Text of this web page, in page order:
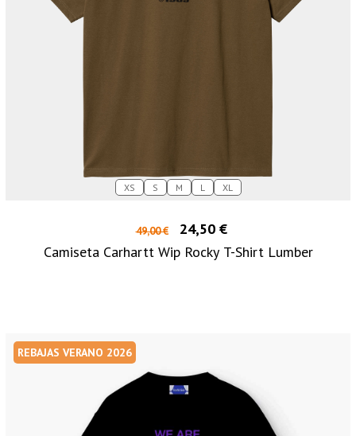
XS S M L XL
49,00 €
24,50 €
Camiseta Carhartt Wip Rocky T-Shirt Lumber
REBAJAS VERANO 2026